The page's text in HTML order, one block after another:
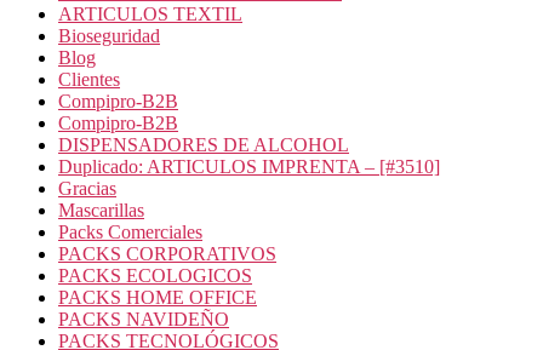
ARTICULOS TEXTIL
Bioseguridad
Blog
Clientes
Compipro-B2B
Compipro-B2B
DISPENSADORES DE ALCOHOL
Duplicado: ARTICULOS IMPRENTA – [#3510]
Gracias
Mascarillas
Packs Comerciales
PACKS CORPORATIVOS
PACKS ECOLOGICOS
PACKS HOME OFFICE
PACKS NAVIDEÑO
PACKS TECNOLÓGICOS